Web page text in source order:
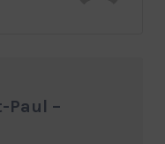
Paul –